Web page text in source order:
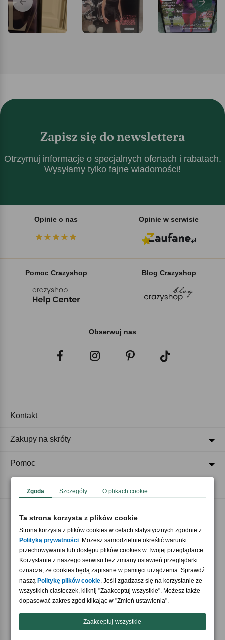
Zapisz się do newslettera
Otrzymuj informacje o specjalnych ofertach i rabatach.
Wysyłamy tylko fajne wiadomości!
Opinie o nas Opinie w serwisie
Pomoc Crazyshop Blog Crazyshop
Obserwuj nas
Akceptujemy płatności
Nasi partnerzy
Kontakt
Zakupy na skróty
Pomoc
Regulaminy
Zgoda Szczegóły O plikach cookie
Ta strona korzysta z plików cookie
Strona korzysta z plików cookies w celach statystycznych zgodnie z
Polityką prywatności. Możesz samodzielnie określić warunki
przechowywania lub dostępu plików cookies w Twojej przeglądarce.
Korzystanie z naszego serwisu bez zmiany ustawień przeglądarki
oznacza, że cookies będą zapisane w pamięci urządzenia. Sprawdź
naszą Politykę plików cookie. Jeśli zgadzasz się na korzystanie ze
wszystkich ciasteczek, kliknij "Zaakceptuj wszystkie". Możesz także
dopasować zakres zgód klikając w "Zmień ustawienia".
Zaakceptuj wszystkie